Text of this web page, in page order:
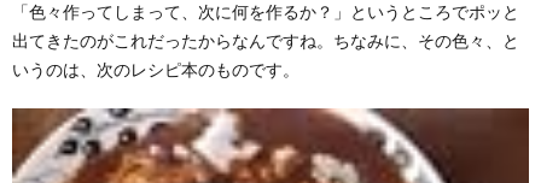
「色々作ってしまって、次に何を作るか？」というところでポッと
出てきたのがこれだったからなんですね。ちなみに、その色々、と
いうのは、次のレシピ本のものです。